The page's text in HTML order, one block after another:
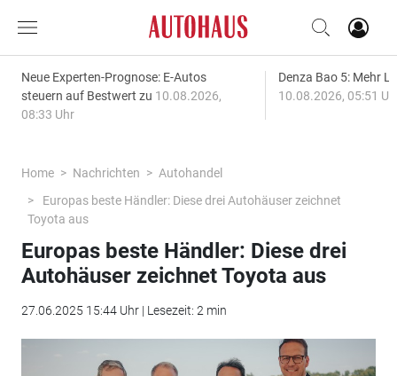
Neue Experten-Prognose: E-Autos
steuern auf Bestwert zu 10.08.2026,
08:33 Uhr
Denza Bao 5: Mehr
10.08.2026, 05:51
Home Nachrichten
Autohandel
Europas beste Händler: Diese drei Autohäuser zeichnet
Toyota aus
Europas beste Händler: Diese drei
Autohäuser zeichnet Toyota aus
27.06.2025 15:44 Uhr | Lesezeit: 2 min